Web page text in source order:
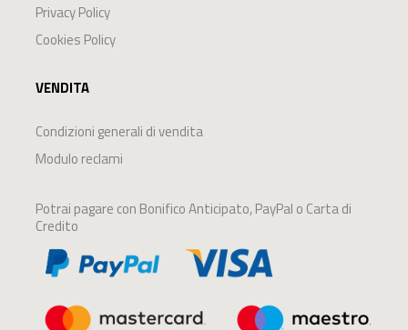
Privacy Policy
Cookies Policy
VENDITA
Condizioni generali di vendita
Modulo reclami
Potrai pagare con Bonifico Anticipato, PayPal o Carta di
Credito